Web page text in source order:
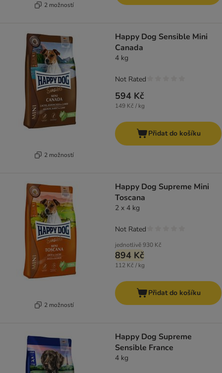
2 možností
2 možností
Happy Dog Sensible Mini
Canada
4 kg
594 Kč
149 Kč / kg
Not Rated
Přidat do košíku
2 možností
Happy Dog Supreme Mini
Toscana
2 x 4 kg
jednotlivě930 Kč
894 Kč
112 Kč / kg
Not Rated
Přidat do košíku
Happy Dog Supreme
Sensible France
4 kg